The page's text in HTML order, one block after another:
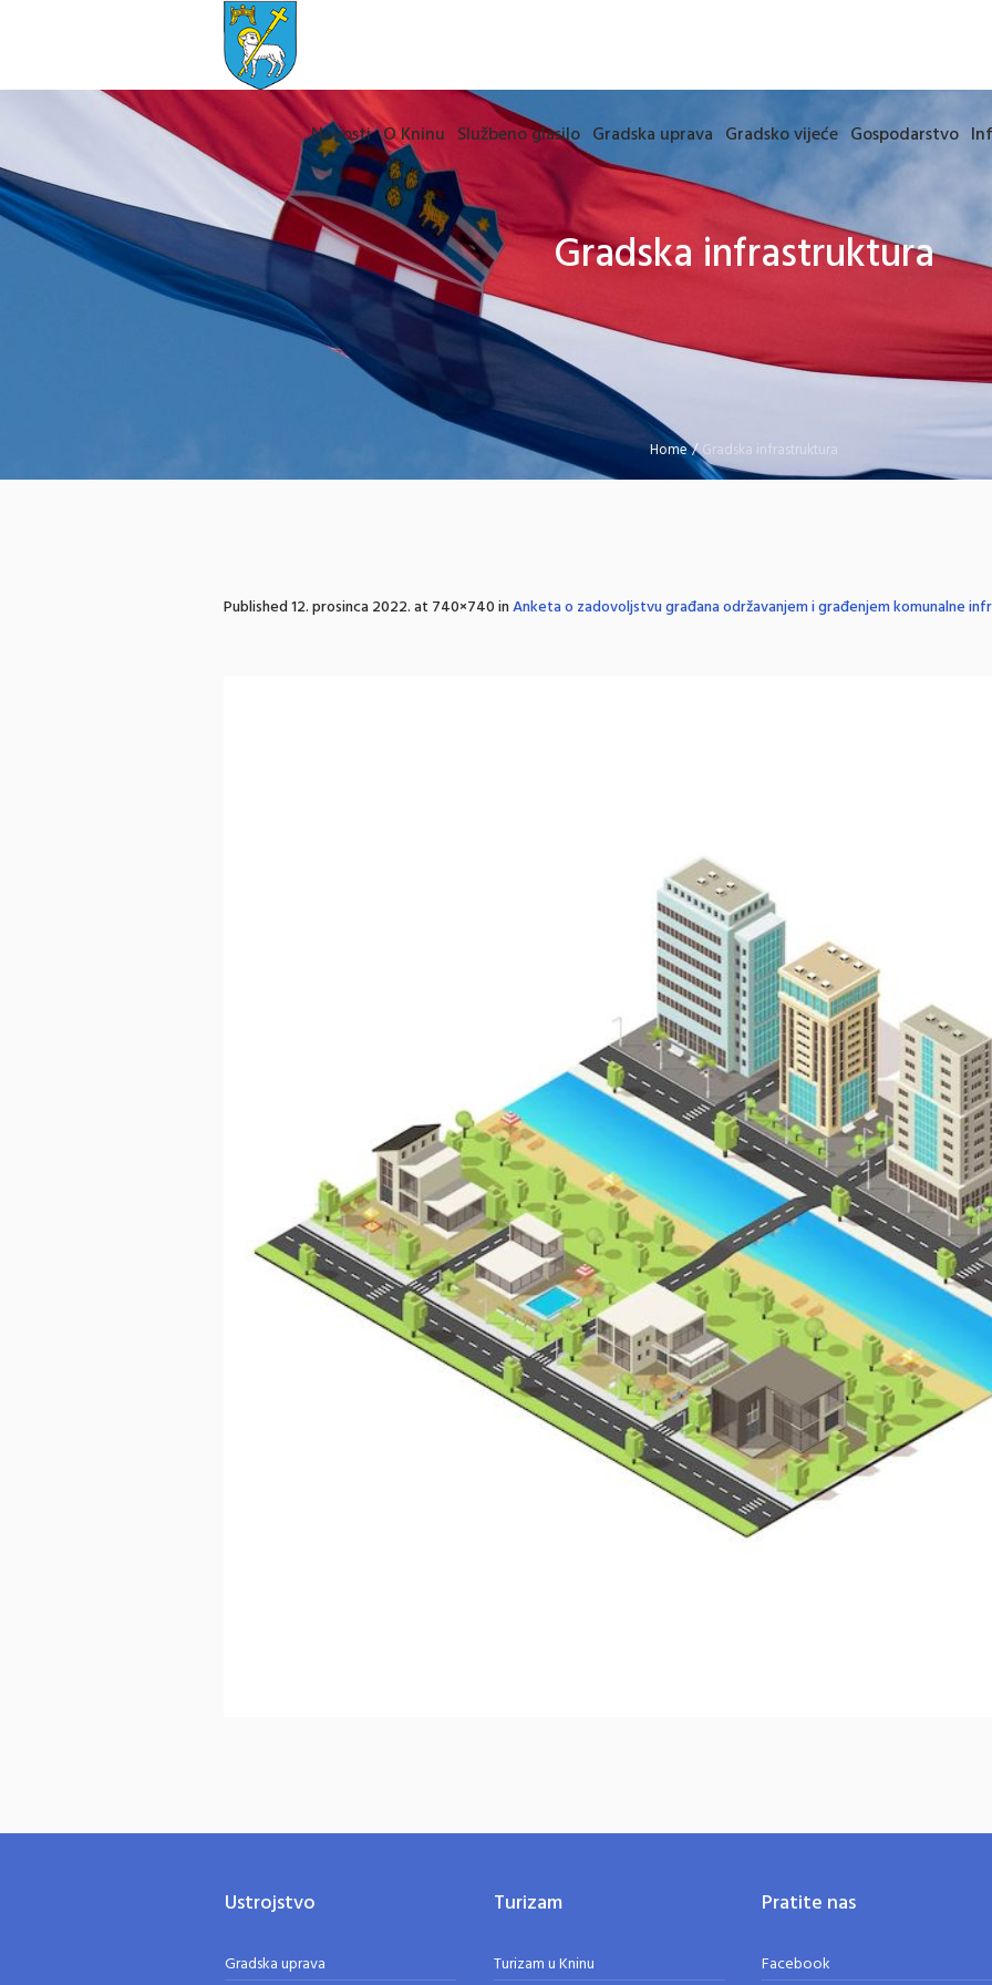
Novosti O Kninu Službeno glasilo Gradska uprava Gradsko vijeće Gospodarstvo
Gradska infrastruktura
Home/Gradska infrastruktura
Published12. prosinca 2022.at 740×740 inAnketa o zadovoljstvu građana održavanjem i građenjem komunalne
Ustrojstvo
Gradska uprava
Turizam
Turizam u Kninu
Pratite nas
Facebook